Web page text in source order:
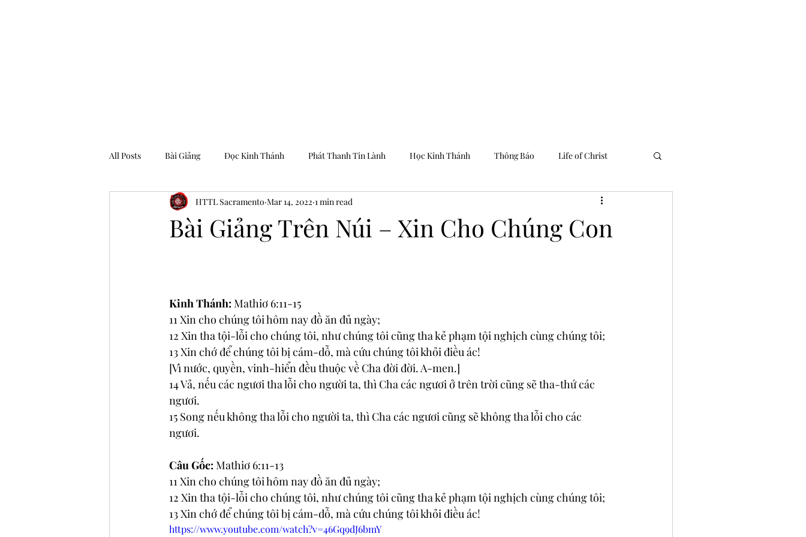
All Posts Bài Giảng Đọc Kinh Thánh Phát Thanh Tin Lành Học Kinh Thánh Thông Báo Life of Christ
Bài Giảng Trên Núi – Xin Cho Chúng Con
HTTL Sacramento Mar 14, 2022 1 min read
Kinh Thánh: Mathiơ 6:11-15
11 Xin cho chúng tôi hôm nay đồ ăn đủ ngày;
12 Xin tha tội-lỗi cho chúng tôi, như chúng tôi cũng tha kẻ phạm tội nghịch cùng chúng tôi;
13 Xin chớ để chúng tôi bị cám-dỗ, mà cứu chúng tôi khỏi điều ác!
[Vì nước, quyền, vinh-hiển đều thuộc về Cha đời đời. A-men.]
14 Vả, nếu các ngươi tha lỗi cho người ta, thì Cha các ngươi ở trên trời cũng sẽ tha-thứ các
ngươi.
15 Song nếu không tha lỗi cho người ta, thì Cha các ngươi cũng sẽ không tha lỗi cho các
ngươi.
Câu Gốc: Mathiơ 6:11-13
11 Xin cho chúng tôi hôm nay đồ ăn đủ ngày;
12 Xin tha tội-lỗi cho chúng tôi, như chúng tôi cũng tha kẻ phạm tội nghịch cùng chúng tôi;
13 Xin chớ để chúng tôi bị cám-dỗ, mà cứu chúng tôi khỏi điều ác!
https://www.youtube.com/watch?v=46Gq9dJ6bmY